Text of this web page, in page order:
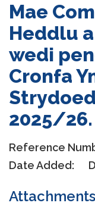
Mae
Heddlu
wedi
Cronfa
2025/26.
Reference
Date Added: